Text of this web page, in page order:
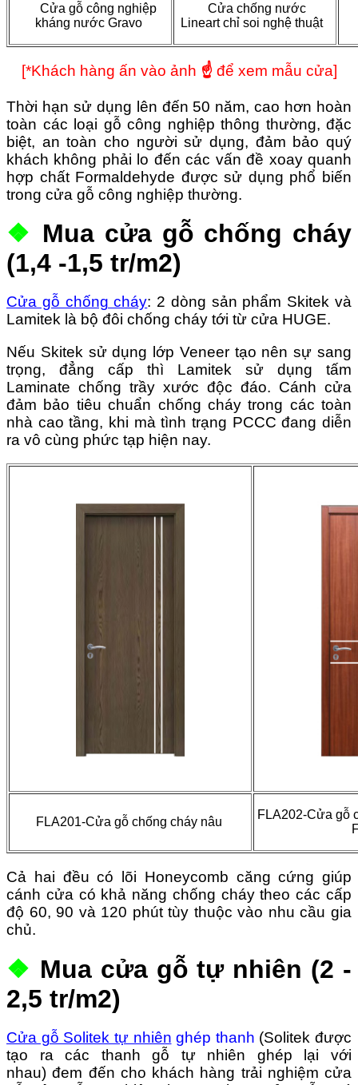
Cửa gỗ công nghiệp
kháng nước Gravo
Cửa chống nước
Lineart chỉ soi nghệ thuật
[*Khách hàng ấn vào ảnh ☝ để xem mẫu cửa]
Thời hạn sử dụng lên đến 50 năm, cao hơn hoàn
toàn các loại gỗ công nghiệp thông thường, đặc
biệt, an toàn cho người sử dụng, đảm bảo quý
khách không phải lo đến các vấn đề xoay quanh
hợp chất Formaldehyde được sử dụng phổ biến
trong cửa gỗ công nghiệp thường.
❖ Mua cửa gỗ chống cháy
(1,4 -1,5 tr/m2)
Cửa gỗ chống cháy: 2 dòng sản phẩm Skitek và
Lamitek là bộ đôi chống cháy tới từ cửa HUGE.
Nếu Skitek sử dụng lớp Veneer tạo nên sự sang
trọng, đẳng cấp thì Lamitek sử dụng tấm
Laminate chống trầy xước độc đáo. Cánh cửa
đảm bảo tiêu chuẩn chống cháy trong các toàn
nhà cao tầng, khi mà tình trạng PCCC đang diễn
ra vô cùng phức tạp hiện nay.
FLA201-Cửa gỗ chống cháy nâu
FLA202-Cửa gỗ
Cả hai đều có lõi Honeycomb căng cứng giúp
cánh cửa có khả năng chống cháy theo các cấp
độ 60, 90 và 120 phút tùy thuộc vào nhu cầu gia
chủ.
❖ Mua cửa gỗ tự nhiên (2 -
2,5 tr/m2)
Cửa gỗ Solitek tự nhiên ghép thanh (Solitek được
tạo ra các thanh gỗ tự nhiên ghép lại với
nhau) đem đến cho khách hàng trải nghiệm cửa